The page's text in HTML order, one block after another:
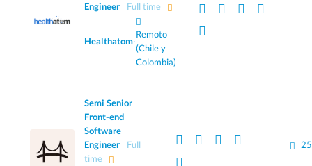
Engineer
Full time
Healthatom·
Remoto
(Chile y
Colombia)
Semi Senior
Front-end
Software
Engineer
Full
time